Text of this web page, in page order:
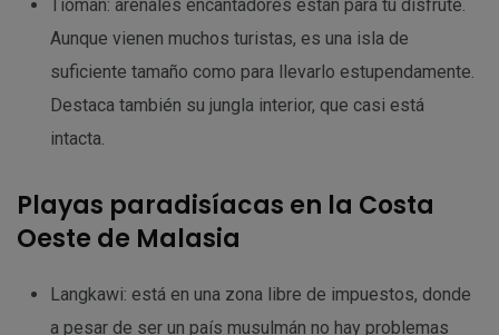
Tioman: arenales encantadores están para tu disfrute.
Aunque vienen muchos turistas, es una isla de
suficiente tamaño como para llevarlo estupendamente.
Destaca también su jungla interior, que casi está
intacta.
Playas paradisíacas en la Costa
Oeste de Malasia
Langkawi: está en una zona libre de impuestos, donde
a pesar de ser un país musulmán no hay problemas